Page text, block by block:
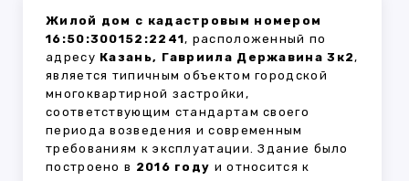
Жилой дом с кадастровым номером
16:50:300152:2241, расположенный по
адресу Казань, Гавриила Державина 3к2,
является типичным объектом городской
многоквартирной застройки,
соответствующим стандартам своего
периода возведения и современным
требованиям к эксплуатации. Здание было
построено в 2016 году и относится к